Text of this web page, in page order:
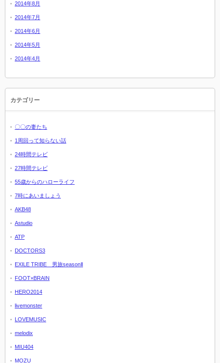
2014年8月
2014年7月
2014年6月
2014年5月
2014年4月
カテゴリー
〇〇の妻たち
1周回って知らない話
24時間テレビ
27時間テレビ
55歳からのハローライフ
7時にあいましょう
AKB48
Astudio
ATP
DOCTORS3
EXILE TRIBE 男旅seasonⅡ
FOOT×BRAIN
HERO2014
livemonster
LOVEMUSIC
melodix
MIU404
MOZU